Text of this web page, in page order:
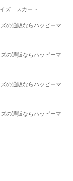
ズ スカート
の通販ならハッピーマ
の通販ならハッピーマ
の通販ならハッピーマ
の通販ならハッピーマ